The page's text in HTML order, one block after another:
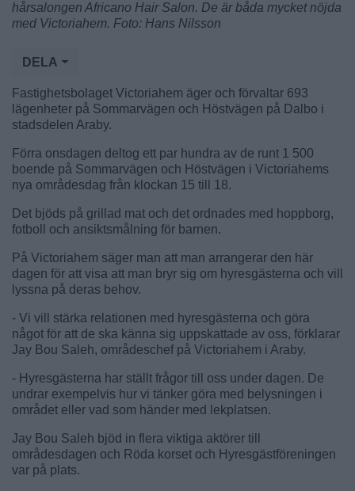
hårsalongen Africano Hair Salon. De är båda mycket nöjda
med Victoriahem. Foto: Hans Nilsson
DELA
Fastighetsbolaget Victoriahem äger och förvaltar 693
lägenheter på Sommarvägen och Höstvägen på Dalbo i
stadsdelen Araby.
Förra onsdagen deltog ett par hundra av de runt 1 500
boende på Sommarvägen och Höstvägen i Victoriahems
nya områdesdag från klockan 15 till 18.
Det bjöds på grillad mat och det ordnades med hoppborg,
fotboll och ansiktsmålning för barnen.
På Victoriahem säger man att man arrangerar den här
dagen för att visa att man bryr sig om hyresgästerna och vill
lyssna på deras behov.
- Vi vill stärka relationen med hyresgästerna och göra
något för att de ska känna sig uppskattade av oss, förklarar
Jay Bou Saleh, områdeschef på Victoriahem i Araby.
- Hyresgästerna har ställt frågor till oss under dagen. De
undrar exempelvis hur vi tänker göra med belysningen i
området eller vad som händer med lekplatsen.
Jay Bou Saleh bjöd in flera viktiga aktörer till
områdesdagen och Röda korset och Hyresgästföreningen
var på plats.